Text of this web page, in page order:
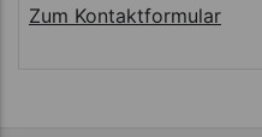
Zum Kontaktformular